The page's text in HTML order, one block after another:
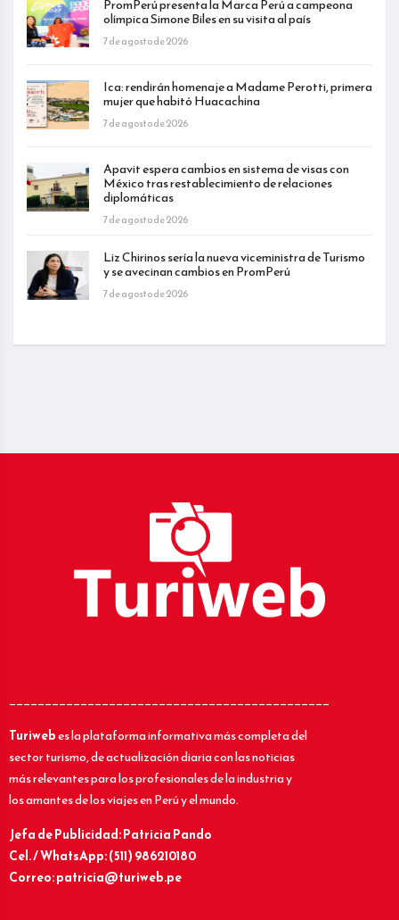
PromPerú presenta la Marca Perú a campeona
olímpica Simone Biles en su visita al país
7 de agosto de 2026
Ica: rendirán homenaje a Madame Perotti, primera
mujer que habitó Huacachina
7 de agosto de 2026
Apavit espera cambios en sistema de visas con
México tras restablecimiento de relaciones
diplomáticas
7 de agosto de 2026
Liz Chirinos sería la nueva viceministra de Turismo
y se avecinan cambios en PromPerú
7 de agosto de 2026
_____________________________________________
Turiwebes la plataforma informativa más completa del
sector turismo, de actualización diaria con las noticias
más relevantes para los profesionales de la industria y
los amantes de los viajes en Perú y el mundo.
Jefa de Publicidad: Patricia Pando
Cel. / WhatsApp: (511) 986210180
Correo: patricia@turiweb.pe